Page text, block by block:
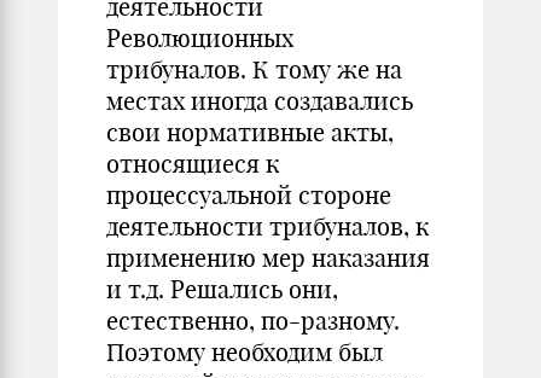
деятельности
Революционных
трибуналов. К тому же на
местах иногда создавались
свои нормативные акты,
относящиеся к
процессуальной стороне
деятельности трибуналов, к
применению мер наказания
и т.д. Решались они,
естественно, по-разному.
Поэтому необходим был